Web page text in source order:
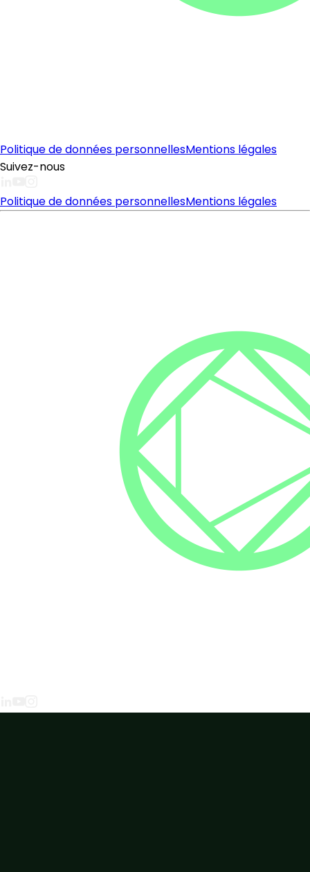
Politique de données personnellesMentions légales
Suivez-nous
Politique de données personnellesMentions légales